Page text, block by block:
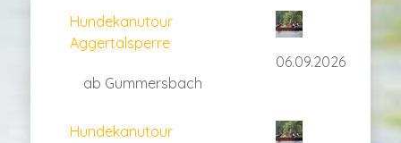
Hundekanutour
Aggertalsperre
06.09.2026
ab Gummersbach
Hundekanutour